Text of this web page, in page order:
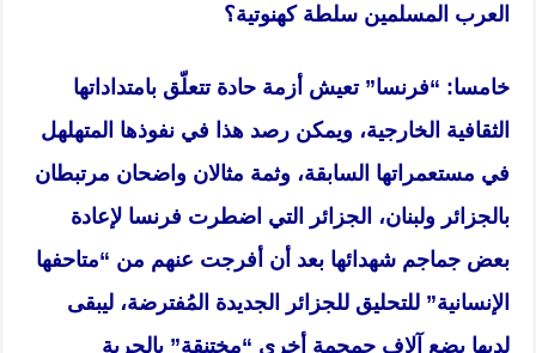
العرب المسلمين سلطة كهنوتية؟
خامسا: “فرنسا” تعيش أزمة حادة تتعلّق بامتداداتها
الثقافية الخارجية، ويمكن رصد هذا في نفوذها المتهلهل
في مستعمراتها السابقة، وثمة مثالان واضحان مرتبطان
بالجزائر ولبنان، الجزائر التي اضطرت فرنسا لإعادة
بعض جماجم شهدائها بعد أن أفرجت عنهم من “متاحفها
الإنسانية” للتحليق للجزائر الجديدة المُفترضة، ليبقى
لديها بضع آلاف جمجمة أخرى “مختنقة” بالحرية